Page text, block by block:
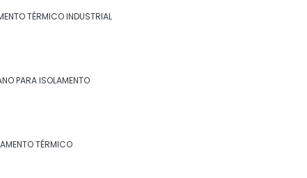
TÉRMICO INDUSTRIAL
PARA ISOLAMENTO
TÉRMICO